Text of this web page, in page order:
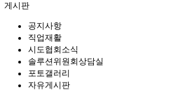
게시판
공지사항
직업재활
시도협회소식
솔루션위원회상담실
포토갤러리
자유게시판